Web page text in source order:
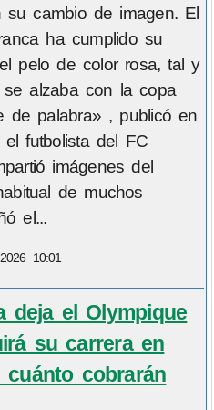
cambio de imagen. El
ha cumplido su
pelo de color rosa, tal y
alzaba con la copa
de palabra» , publicó en
futbolista del FC
imágenes del
de muchos
el...
10:01
deja el Olympique
su carrera en
cuánto cobrarán